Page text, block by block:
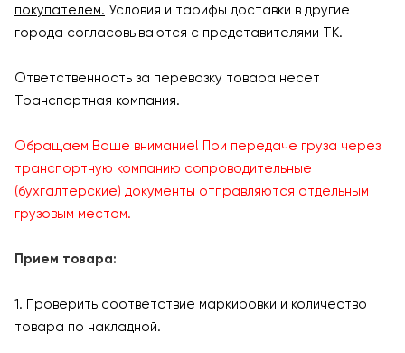
покупателем. Условия и тарифы доставки в другие
города согласовываются с представителями ТК.
Ответственность за перевозку товара несет
Транспортная компания.
Обращаем Ваше внимание! При передаче груза через
транспортную компанию сопроводительные
(бухгалтерские) документы отправляются отдельным
грузовым местом.
Прием товара:
1. Проверить соответствие маркировки и количество
товара по накладной.